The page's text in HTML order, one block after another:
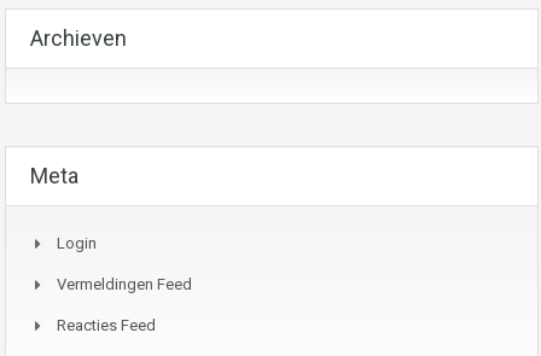
Archieven
Meta
Login
Vermeldingen Feed
Reacties Feed